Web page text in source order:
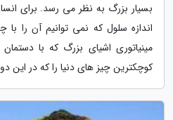
بسیار بزرگ به نظر می رسد. برای
اندازه سلول که نمی توانیم آن را
مینیاتوری اشیای بزرگ که با
کوچکترین چیز های دنیا را که در این